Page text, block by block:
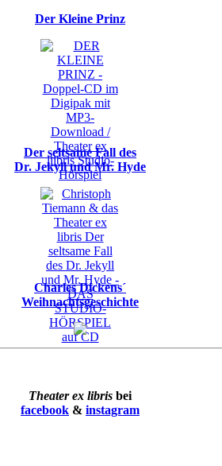
Der Kleine Prinz
Der seltsame Fall des
Dr. Jekyll und Mr. Hyde
Charles Dickens´
Weihnachtsgeschichte
Theater ex libris bei
facebook & instagram